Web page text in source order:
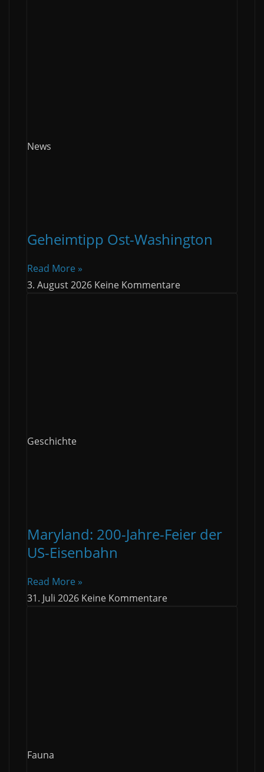
News
Geheimtipp Ost-Washington
Read More »
3. August 2026 Keine Kommentare
Geschichte
Maryland: 200-Jahre-Feier der
US-Eisenbahn
Read More »
31. Juli 2026 Keine Kommentare
Fauna